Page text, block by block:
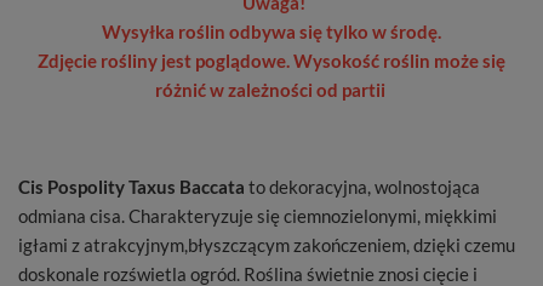
Wysyłka roślin odbywa się tylko w środę.
Zdjęcie rośliny jest poglądowe. Wysokość roślin może się
różnić w zależności od partii
Cis Pospolity Taxus Baccata to dekoracyjna, wolnostojąca
odmiana cisa. Charakteryzuje się ciemnozielonymi, miękkimi
igłami z atrakcyjnym,błyszczącym zakończeniem, dzięki czemu
doskonale rozświetla ogród. Roślina świetnie znosi cięcie i